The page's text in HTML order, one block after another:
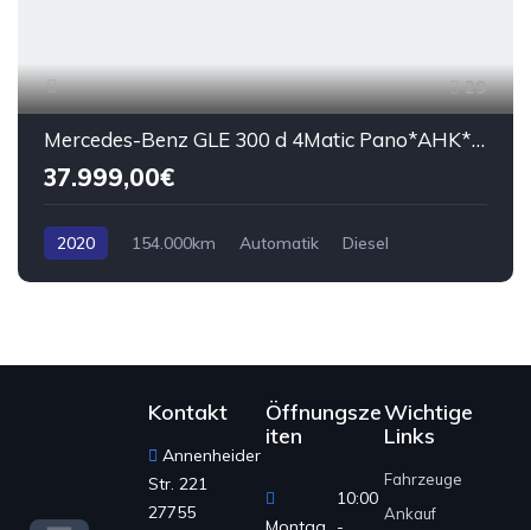
29
Mercedes-Benz GLE 300 d 4Matic Pano*AHK*LED*AMG Inter*Standhzg
37.999,00€
2020 154.000km Automatik
Diesel
Kontakt
Annenheider
Str. 221
27755
Öffnungsze
iten
10:00
Wichtige
Links
Fahrzeuge
Ankauf